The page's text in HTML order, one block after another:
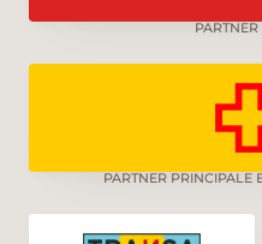
PARTNER PRINCIPALE